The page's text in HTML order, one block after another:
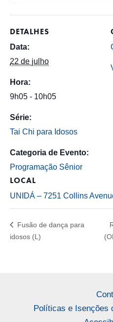
DETALHES
Data:
22 de julho
Hora:
9h05 - 10h05
Série:
Tai Chi para Idosos
Categoria de Evento:
Programação Sênior
LOCAL
UNIDÁ – 7251 Collins
Fusão de dança para
idosos (L)
Políticas e Isenções